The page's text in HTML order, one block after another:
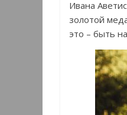
Ивана
золотой
это – быть